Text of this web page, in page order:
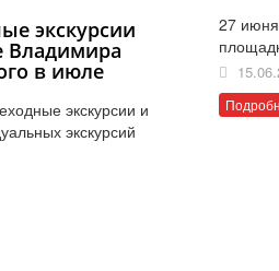
экскурсии
Владимира
в июле
экскурсии и
экскурсий
27 июня